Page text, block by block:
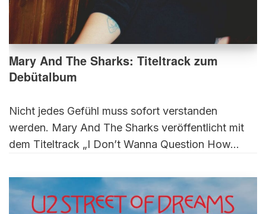
Mary And The Sharks: Titeltrack zum
Debütalbum
Nicht jedes Gefühl muss sofort verstanden
werden. Mary And The Sharks veröffentlicht mit
dem Titeltrack „I Don’t Wanna Question How…